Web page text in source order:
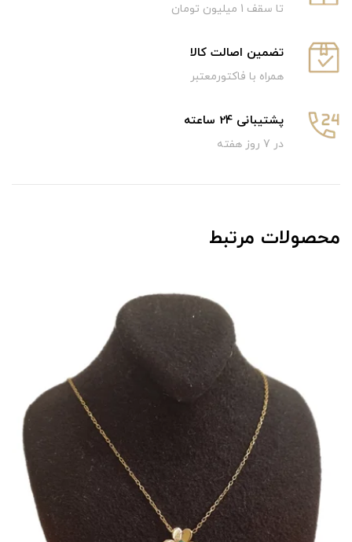
تا سقف 1 میلیون تومان
تضمین اصالت کالا
همراه با فاکتورمعتبر
پشتیبانی 24 ساعته
در 7 روز هفته
محصولات مرتبط